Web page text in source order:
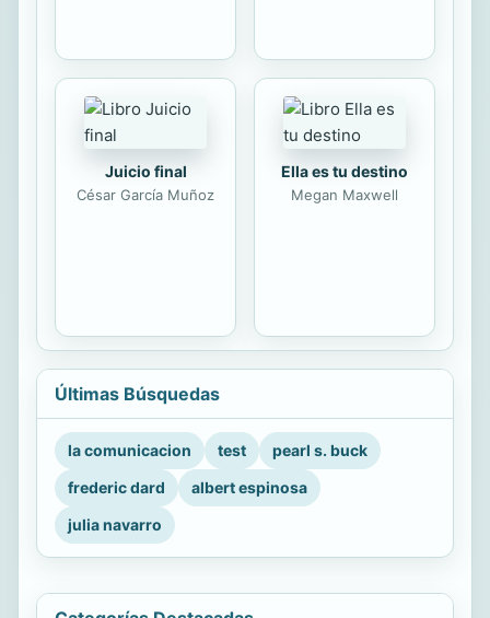
Juicio final
César García Muñoz
Ella es tu destino
Megan Maxwell
Últimas Búsquedas
la comunicacion test
pearl s. buck
frederic dard
albert espinosa
julia navarro